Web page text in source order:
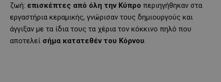
ζωή: επισκέπτες από όλη την Κύπρο περιηγήθηκαν στα
εργαστήρια κεραμικής, γνώρισαν τους δημιουργούς και
άγγιξαν με τα ίδια τους τα χέρια τον κόκκινο πηλό που
αποτελεί σήμα κατατεθέν του Κόρνου.